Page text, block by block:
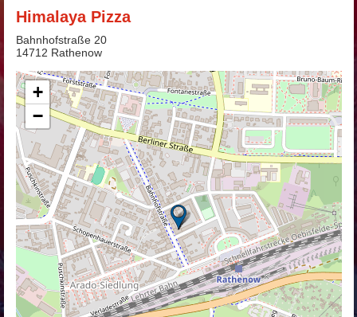
Himalaya Pizza
Bahnhofstraße 20
14712 Rathenow
+
−